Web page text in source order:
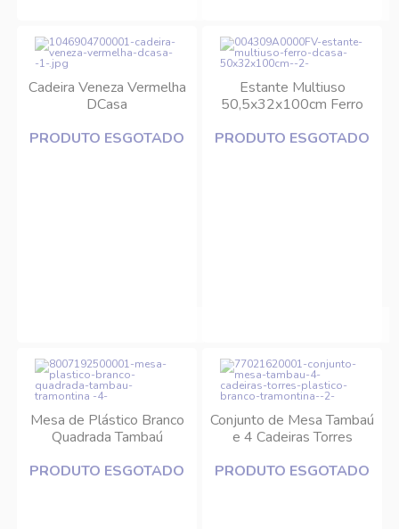
Cadeira Veneza Vermelha
DCasa
PRODUTO ESGOTADO
Estante Multiuso
50,5x32x100cm Ferro
PRODUTO ESGOTADO
Mesa de Plástico Branco
Quadrada Tambaú
PRODUTO ESGOTADO
Conjunto de Mesa Tambaú
e 4 Cadeiras Torres
Tramontina
PRODUTO ESGOTADO